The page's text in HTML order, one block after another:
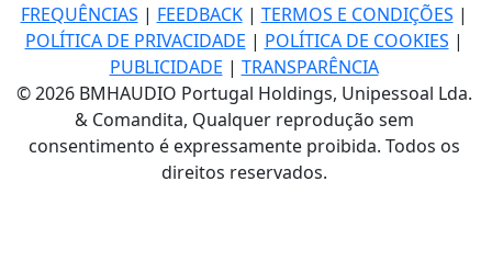
FREQUÊNCIAS | FEEDBACK| TERMOS E CONDIÇÕES |
POLÍTICA DE PRIVACIDADE | POLÍTICA DE COOKIES |
PUBLICIDADE | TRANSPARÊNCIA
© 2026 BMHAUDIO Portugal Holdings, Unipessoal Lda.
& Comandita, Qualquer reprodução sem
consentimento é expressamente proibida. Todos os
direitos reservados.